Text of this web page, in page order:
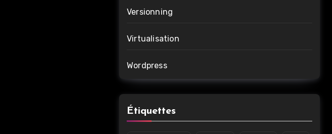
Versionning
Virtualisation
Wordpress
Étiquettes